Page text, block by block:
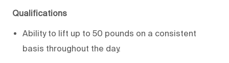
Qualifications
Ability to lift up to 50 pounds on a consistent
basis throughout the day.